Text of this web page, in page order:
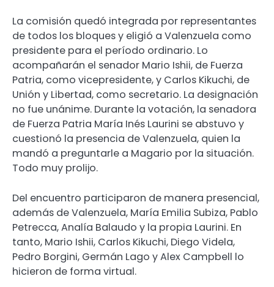
La comisión quedó integrada por representantes
de todos los bloques y eligió a Valenzuela como
presidente para el período ordinario. Lo
acompañarán el senador Mario Ishii, de Fuerza
Patria, como vicepresidente, y Carlos Kikuchi, de
Unión y Libertad, como secretario. La designación
no fue unánime. Durante la votación, la senadora
de Fuerza Patria María Inés Laurini se abstuvo y
cuestionó la presencia de Valenzuela, quien la
mandó a preguntarle a Magario por la situación.
Todo muy prolijo.
Del encuentro participaron de manera presencial,
además de Valenzuela, María Emilia Subiza, Pablo
Petrecca, Analía Balaudo y la propia Laurini. En
tanto, Mario Ishii, Carlos Kikuchi, Diego Videla,
Pedro Borgini, Germán Lago y Alex Campbell lo
hicieron de forma virtual.